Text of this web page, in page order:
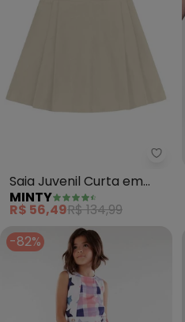
Saia Juvenil Curta em
Sarja Cotton (Bege)
MINTY
R$ 56,49R$ 134,99
-82%